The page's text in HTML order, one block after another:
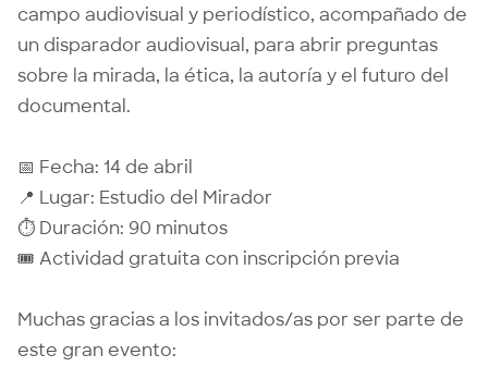
campo audiovisual y periodístico, acompañado de
un disparador audiovisual, para abrir preguntas
sobre la mirada, la ética, la autoría y el futuro del
documental.
📅 Fecha: 14 de abril
📍 Lugar: Estudio del Mirador
⏱ Duración: 90 minutos
🎟 Actividad gratuita con inscripción previa
Muchas gracias a los invitados/as por ser parte de
este gran evento: